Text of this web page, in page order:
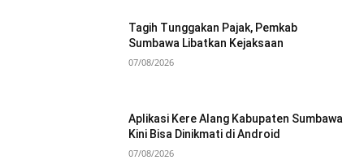
Tagih Tunggakan Pajak, Pemkab
Sumbawa Libatkan Kejaksaan
07/08/2026
Aplikasi Kere Alang Kabupaten Sumbawa
Kini Bisa Dinikmati di Android
07/08/2026